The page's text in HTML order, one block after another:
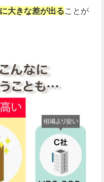
大きな差が出ることが